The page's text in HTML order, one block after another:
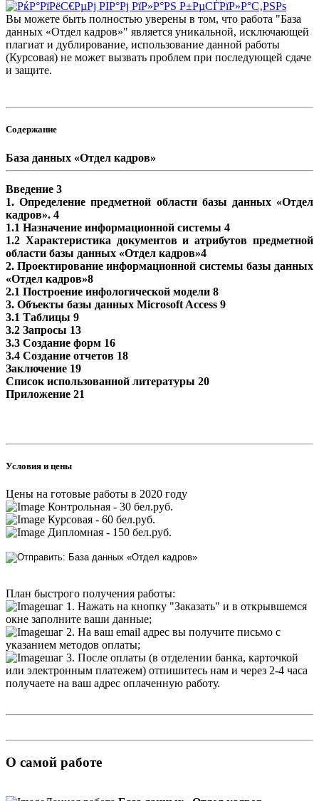
Вы можете быть полностью уверены в том, что работа "База
данных «Отдел кадров»" является уникальной, исключающей
плагиат и дублирование, использование данной работы
(Курсовая) не может вызвать проблем при последующей сдаче
и защите.
Содержание
База данных «Отдел кадров»
Введение 3
1. Определение предметной области базы данных «Отдел
кадров». 4
1.1 Назначение информационной системы 4
1.2 Характеристика документов и атрибутов предметной
области базы данных «Отдел кадров»4
2. Проектирование информационной системы базы данных
«Отдел кадров»8
2.1 Построение инфологической модели 8
3. Объекты базы данных Microsoft Access 9
3.1 Таблицы 9
3.2 Запросы 13
3.3 Создание форм 16
3.4 Создание отчетов 18
Заключение 19
Список использованной литературы 20
Приложение 21
Условия и цены
Цены на готовые работы в 2020 году
Контрольная - 30 бел.руб.
Курсовая - 60 бел.руб.
Дипломная - 150 бел.руб.
План быстрого получения работы:
шаг 1. Нажать на кнопку "Заказать" и в открывшемся
окне заполните ваши данные;
шаг 2. На ваш email адрес вы получите письмо с
указанием методов оплаты;
шаг 3. После оплаты (в отделении банка, карточкой
или электронным платежем) отпишитесь нам и через 2-4 часа
получаете на ваш адрес оплаченную работу.
О самой работе